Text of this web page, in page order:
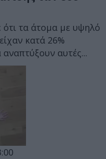
ότι τα άτομα με υψηλό
κατά 26%
αναπτύξουν αυτές...